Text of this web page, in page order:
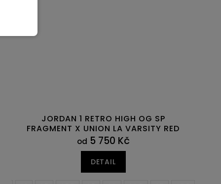
JORDAN 1 RETRO HIGH OG SP
FRAGMENT X UNION LA VARSITY RED
SPORT ROYAL
od 5 750 Kč
DETAIL